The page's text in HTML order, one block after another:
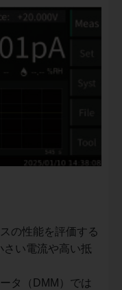
の性能を評価する
い電流や高い抵
タ（DMM）では